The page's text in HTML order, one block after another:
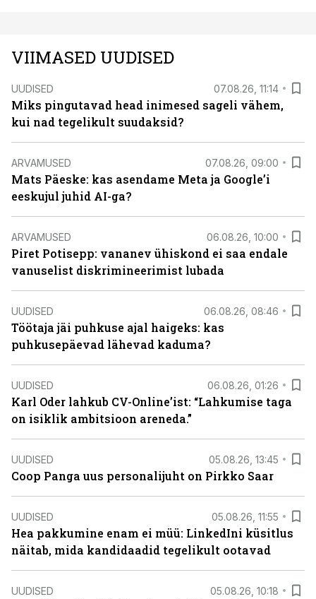
VIIMASED UUDISED
UUDISED 07.08.26, 11:14
Miks pingutavad head inimesed sageli vähem,
kui nad tegelikult suudaksid?
ARVAMUSED 07.08.26, 09:00
Mats Päeske: kas asendame Meta ja Google’i
eeskujul juhid AI-ga?
ARVAMUSED 06.08.26, 10:00
Piret Potisepp: vananev ühiskond ei saa endale
vanuselist diskrimineerimist lubada
UUDISED 06.08.26, 08:46
Töötaja jäi puhkuse ajal haigeks: kas
puhkusepäevad lähevad kaduma?
UUDISED 06.08.26, 01:26
Karl Oder lahkub CV-Online’ist: “Lahkumise taga
on isiklik ambitsioon areneda.”
UUDISED 05.08.26, 13:45
Coop Panga uus personalijuht on Pirkko Saar
UUDISED 05.08.26, 11:55
Hea pakkumine enam ei müü: LinkedIni küsitlus
näitab, mida kandidaadid tegelikult ootavad
UUDISED 05.08.26, 10:18